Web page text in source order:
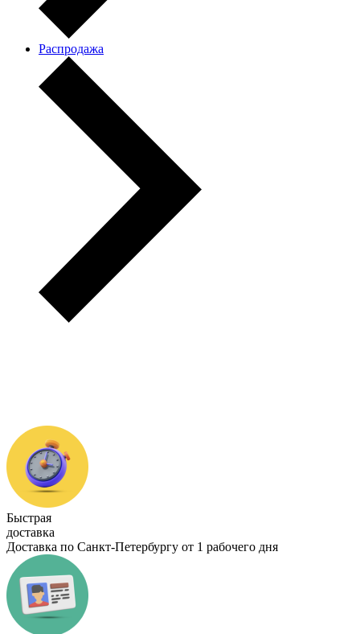
Распродажа
Быстрая
доставка
Доставка по Санкт-Петербургу от 1 рабочего дня